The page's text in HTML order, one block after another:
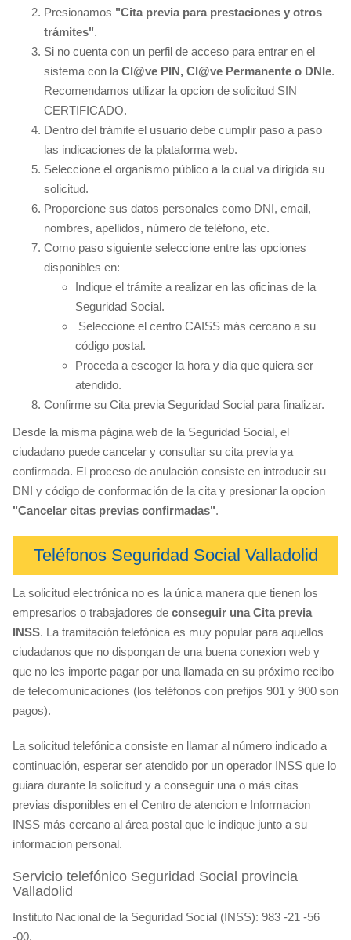
Presionamos "Cita previa para prestaciones y otros
trámites".
Si no cuenta con un perfil de acceso para entrar en el
sistema con la Cl@ve PIN, Cl@ve Permanente o DNIe.
Recomendamos utilizar la opcion de solicitud SIN
CERTIFICADO.
Dentro del trámite el usuario debe cumplir paso a paso
las indicaciones de la plataforma web.
Seleccione el organismo público a la cual va dirigida su
solicitud.
Proporcione sus datos personales como DNI, email,
nombres, apellidos, número de teléfono, etc.
Como paso siguiente seleccione entre las opciones
disponibles en:
Indique el trámite a realizar en las oficinas de la
Seguridad Social.
Seleccione el centro CAISS más cercano a su
código postal.
Proceda a escoger la hora y dia que quiera ser
atendido.
Confirme su Cita previa Seguridad Social para finalizar.
Desde la misma página web de la Seguridad Social, el
ciudadano puede cancelar y consultar su cita previa ya
confirmada. El proceso de anulación consiste en introducir su
DNI y código de conformación de la cita y presionar la opcion
"Cancelar citas previas confirmadas".
Teléfonos Seguridad Social Valladolid
La solicitud electrónica no es la única manera que tienen los
empresarios o trabajadores de conseguir una Cita previa
INSS. La tramitación telefónica es muy popular para aquellos
ciudadanos que no dispongan de una buena conexion web y
que no les importe pagar por una llamada en su próximo recibo
de telecomunicaciones (los teléfonos con prefijos 901 y 900 son
pagos).
La solicitud telefónica consiste en llamar al número indicado a
continuación, esperar ser atendido por un operador INSS que lo
guiara durante la solicitud y a conseguir una o más citas
previas disponibles en el Centro de atencion e Informacion
INSS más cercano al área postal que le indique junto a su
informacion personal.
Servicio telefónico Seguridad Social provincia
Valladolid
Instituto Nacional de la Seguridad Social (INSS): 983 -21 -56
-00.